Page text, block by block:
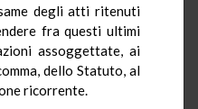
degli atti ritenuti
fra questi ultimi
assoggettate, ai
dello Statuto, al
ricorrente.